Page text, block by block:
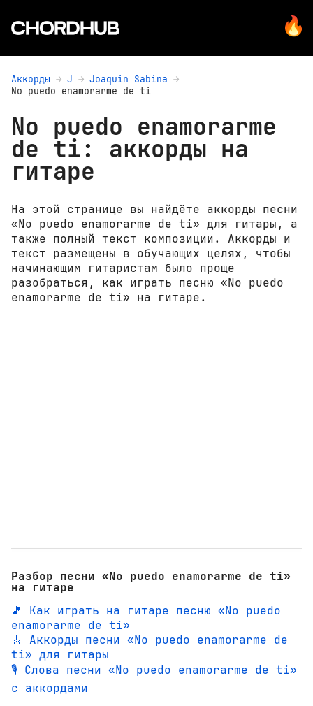
Аккорды J
Joaquin Sabina
No puedo enamorarme de ti
No puedo enamorarme
de ti: аккорды на
гитаре
На этой странице вы найдёте аккорды песни
«No puedo enamorarme de ti» для гитары, а
также полный текст композиции. Аккорды и
текст размещены в обучающих целях, чтобы
начинающим гитаристам было проще
разобраться, как играть песню «No puedo
enamorarme de ti» на гитаре.
Разбор песни «No puedo enamorarme de ti»
на гитаре
🎵 Как играть на гитаре песню «No puedo
enamorarme de ti»
🎸 Аккорды песни «No puedo enamorarme de
ti» для гитары
🎙️ Слова песни «No puedo enamorarme de ti»
с аккордами